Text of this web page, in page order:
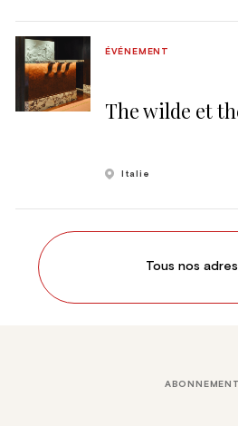
The wilde et
ÉVÉNEMENT
Italie
Tous nos
ABONNEMENT